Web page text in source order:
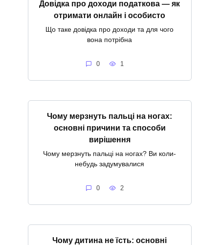
Довідка про доходи податкова — як
отримати онлайн і особисто
Що таке довідка про доходи та для чого
вона потрібна
0 1
Чому мерзнуть пальці на ногах:
основні причини та способи
вирішення
Чому мерзнуть пальці на ногах? Ви коли-
небудь задумувалися
0 2
Чому дитина не їсть: основні